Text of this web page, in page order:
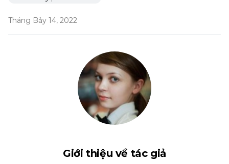
Tháng Bảy 14, 2022
Giới thiệu về tác giả